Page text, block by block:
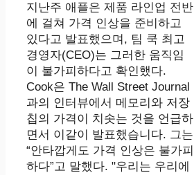
지난주 애플은 제품 라인업 전반
에 걸쳐 가격 인상을 준비하고
있다고 발표했으며, 팀 쿡 최고
경영자(CEO)는 그러한 움직임
이 불가피하다고 확인했다.
Cook은 The Wall Street Journal
과의 인터뷰에서 메모리와 저장
칩의 가격이 치솟는 것을 언급하
면서 이같이 발표했습니다. 그는
“안타깝게도 가격 인상은 불가피
하다”고 말했다. "우리는 우리에